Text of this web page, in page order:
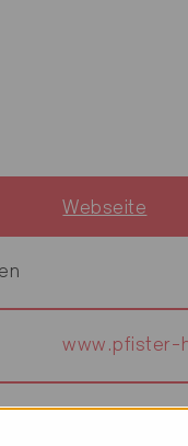
Webseite
www.pfister-